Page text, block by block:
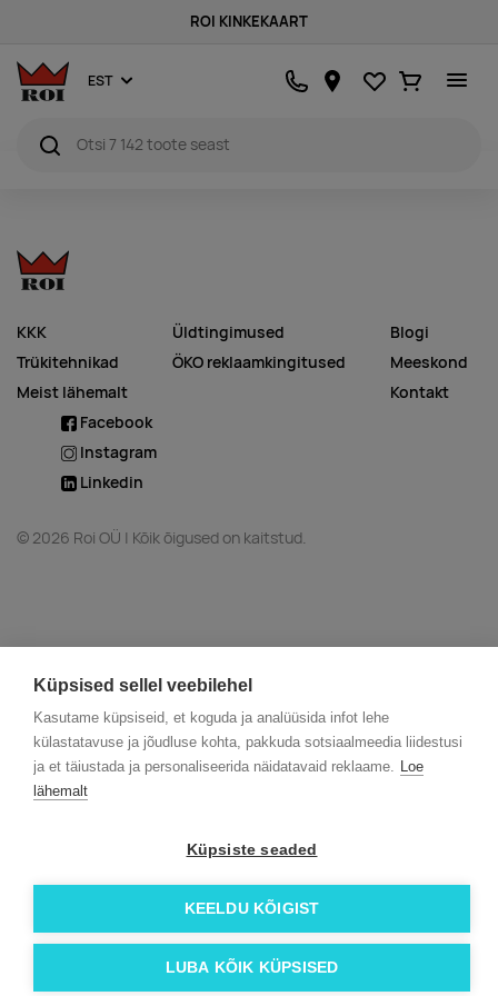
Küpsised sellel veebilehel
Kasutame küpsiseid, et koguda ja analüüsida infot lehe
külastatavuse ja jõudluse kohta, pakkuda sotsiaalmeedia liidestusi
ja et täiustada ja personaliseerida näidatavaid reklaame. Loe
lähemalt
Küpsiste seaded
KEELDU KÕIGIST
LUBA KÕIK KÜPSISED
ROI KINKEKAART
EST Lemmikud
Ostukorv
KKK
Trükitehnikad
Meist lähemalt
Üldtingimused
ÖKO reklaamkingitused
Blogi
Meeskond
Kontakt
Facebook
Instagram
Linkedin
© 2026 Roi OÜ | Kõik õigused on kaitstud.